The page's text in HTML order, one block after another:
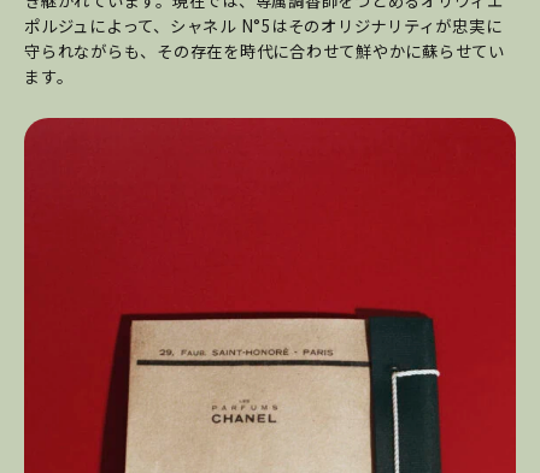
ポルジュによって、シャネル N°5はそのオリジナリティが忠実に
守られながらも、その存在を時代に合わせて鮮やかに蘇らせてい
ます。